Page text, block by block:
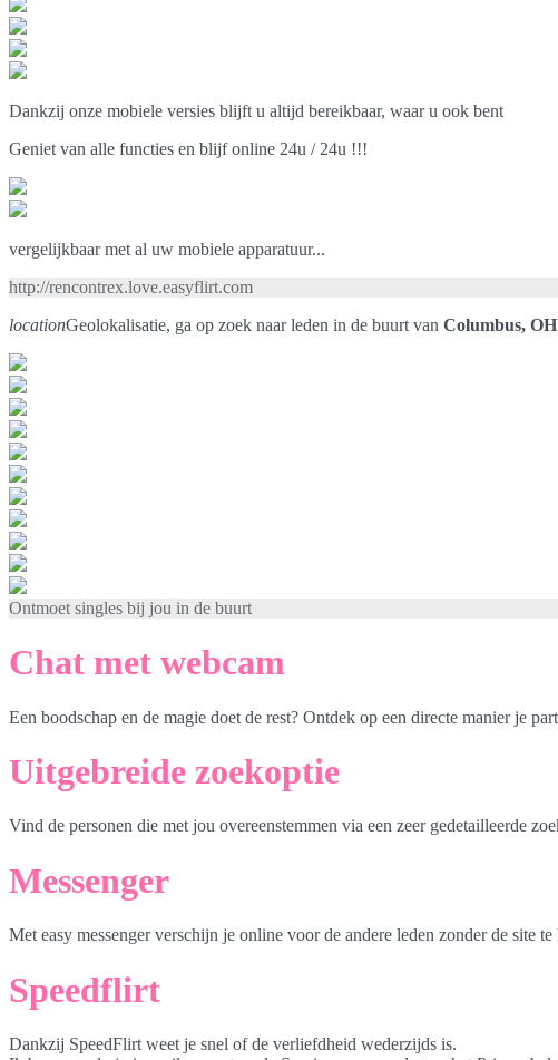
Dankzij onze mobiele versies blijft u altijd bereikbaar, waar u ook bent
Geniet van alle functies en blijf online 24u / 24u !!!
vergelijkbaar met al uw mobiele apparatuur...
http://rencontrex.love.easyflirt.com
locationGeolokalisatie, ga op zoek naar leden in de buurt van Columbus, OH
Ontmoet singles bij jou in de buurt
Chat met webcam
Een boodschap en de magie doet de rest? Ontdek op een directe manier je
Uitgebreide zoekoptie
Vind de personen die met jou overeenstemmen via een zeer gedetailleerde
Messenger
Met easy messenger verschijn je online voor de andere leden zonder de site te
Speedflirt
Dankzij SpeedFlirt weet je snel of de verliefdheid wederzijds is.